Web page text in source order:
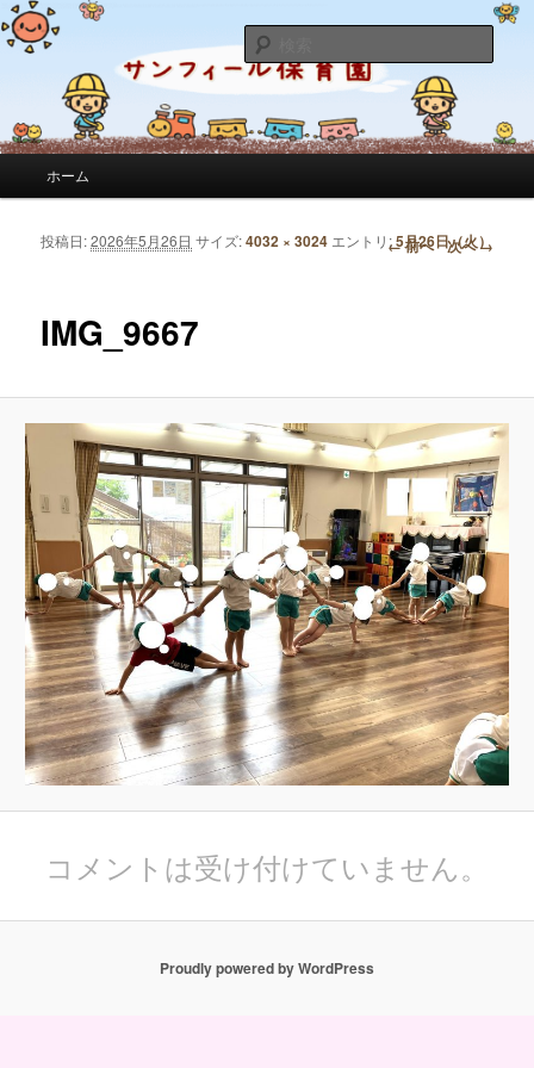
サンフィール保育園のブログ
サンフィール保育園のせんせいのブログです。園の日常を綴っています。
索
メインコンテンツへ移動
サブコンテンツへ移動
ホーム
画像ナビゲーション ← 前へ 次へ →
IMG_9667
投稿日:2026年5月26日 サイズ:4032 × 3024 エントリ:5月26日（火）
コメントは受け付けていません。
Proudly powered by WordPress